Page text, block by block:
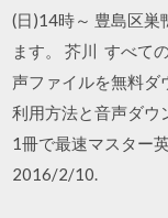
(日)14時～ 豊島区巣
ます。 芥川 すべて
声ファイルを無料ダ
利用方法と音声ダウ
1冊で最速マスター
2016/2/10.